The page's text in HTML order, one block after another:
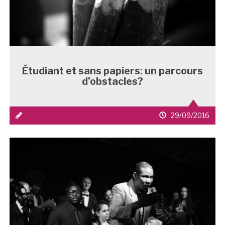
Étudiant et sans papiers: un parcours
d’obstacles?
média
date
de
29/09/2016